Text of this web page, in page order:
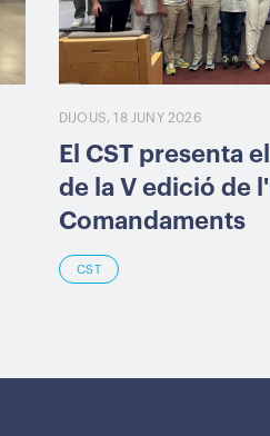
DIJOUS, 18 JUNY 2026
El CST presenta
de la V edició de
Comandaments
CST